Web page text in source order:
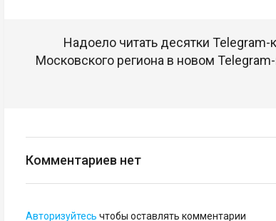
Надоело читать десятки
Московского региона в новом
Комментариев нет
Авторизуйтесь чтобы оставлять комментарии